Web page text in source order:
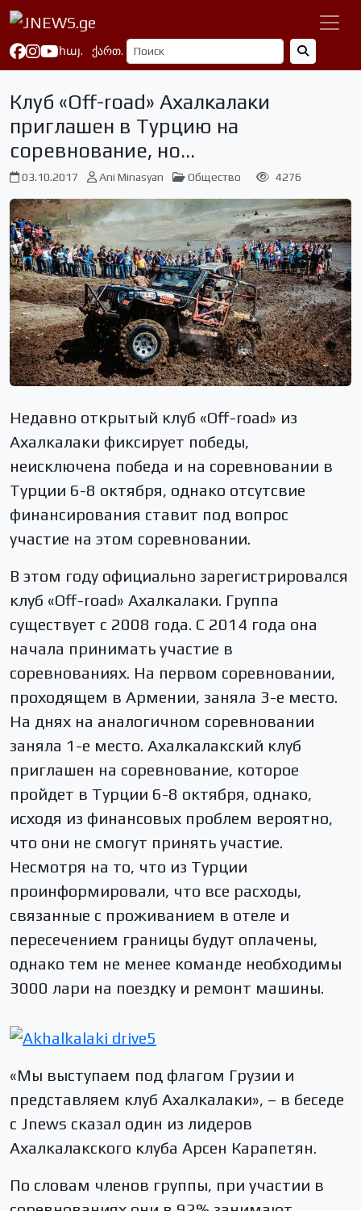
հայ. ქართ.
Клуб «Off-road» Ахалкалаки
приглашен в Турцию на
соревнование, но…
03.10.2017 Ani Minasyan Общество 4276
Недавно открытый клуб «Off-road» из
Ахалкалаки фиксирует победы,
неисключена победа и на соревновании в
Турции 6-8 октября, однако отсутсвие
финансирования ставит под вопрос
участие на этом соревновании.
В этом году официально зарегистрировался
клуб «Off-road» Ахалкалаки. Группа
существует с 2008 года. С 2014 года она
начала принимать участие в
соревнованиях. На первом соревновании,
проходящем в Армении, заняла 3-е место.
На днях на аналогичном соревновании
заняла 1-е место. Ахалкалакский клуб
приглашен на соревнование, которое
пройдет в Турции 6-8 октября, однако,
исходя из финансовых проблем вероятно,
что они не смогут принять участие.
Несмотря на то, что из Турции
проинформировали, что все расходы,
связанные с проживанием в отеле и
пересечением границы будут оплачены,
однако тем не менее команде необходимы
3000 лари на поездку и ремонт машины.
«Мы выступаем под флагом Грузии и
представляем клуб Ахалкалаки», – в беседе
с Jnews сказал один из лидеров
Ахалкалакского клуба Арсен Карапетян.
По словам членов группы, при участии в